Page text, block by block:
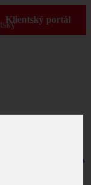
Klientský portál
skupiny ENETIQA